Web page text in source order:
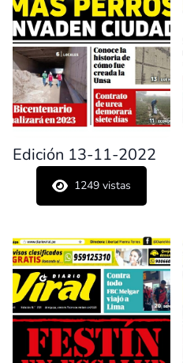
Edición 13-11-2022
1249 vistas